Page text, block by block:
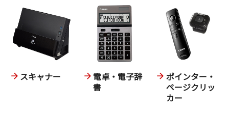
スキャナー
電卓・電子辞
書
ポインター・
ページクリッ
カー